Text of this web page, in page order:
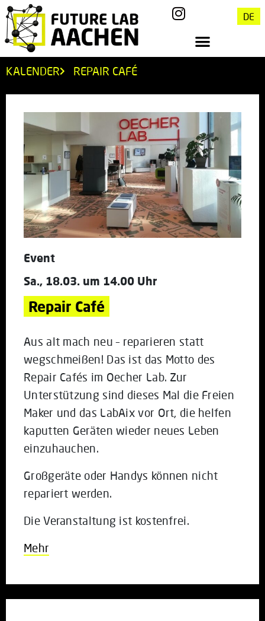
DE
KALENDER REPAIR CAFÉ
Event
Sa., 18.03. um 14.00 Uhr
Repair Café
Aus alt mach neu – reparieren statt
wegschmeißen! Das ist das Motto des
Repair Cafés im Oecher Lab. Zur
Unterstützung sind dieses Mal die Freien
Maker und das LabAix vor Ort, die helfen
kaputten Geräten wieder neues Leben
einzuhauchen.
Großgeräte oder Handys können nicht
repariert werden.
Die Veranstaltung ist kostenfrei.
Mehr